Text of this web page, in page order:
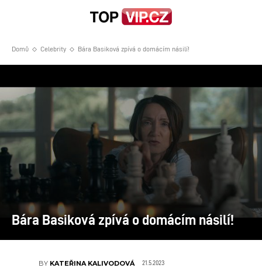
Domů Celebrity Bára Basiková zpívá o domácím násilí!
Bára Basiková zpívá o domácím násilí!
BY KATEŘINA KALIVODOVÁ 21.5.2023